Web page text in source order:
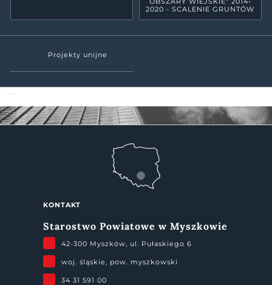
2020 - SCALENIE GRUNTÓW
Projekty unijne
KONTAKT
Starostwo Powiatowe w Myszkowie
42-300 Myszków, ul. Pułaskiego 6
woj. śląskie, pow. myszkowski
34 31 591 00